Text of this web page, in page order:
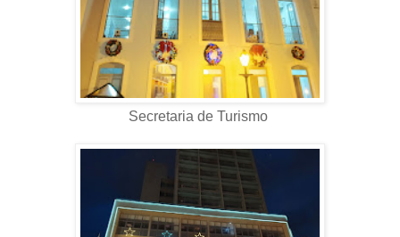
Secretaria de Turismo